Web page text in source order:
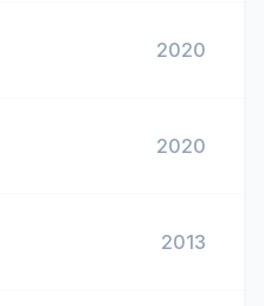
2020
2020
2013